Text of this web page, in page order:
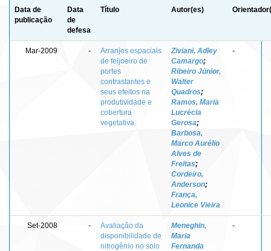
Data de
publicação
Data
de
defesa
Título Autor(es)
Mar-2009 -
Arranjos espaciais
de feijoeiro de
portes
contrastantes e
seus efeitos na
produtividade e
cobertura
vegetativa
Ziviani, Adley
Camargo;
Ribeiro Júnior,
Walter
Quadros;
Ramos, Maria
Lucrécia
Gerosa;
Barbosa,
Marco Aurélio
Alves de
Freitas;
Cordeiro,
Anderson;
França,
Leonice Vieira
-
Set-2008 -
Avaliação da
disponibilidade de
nitrogênio no solo
Meneghin,
Maria
Fernanda
-